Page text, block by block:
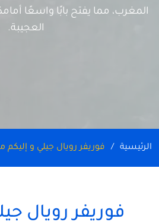
المغرب، مما يفتح بابًا واسعًا
العجيبة.
الرئيسية فوريفر رويال جيلي و إليكم
فوريفر رويال